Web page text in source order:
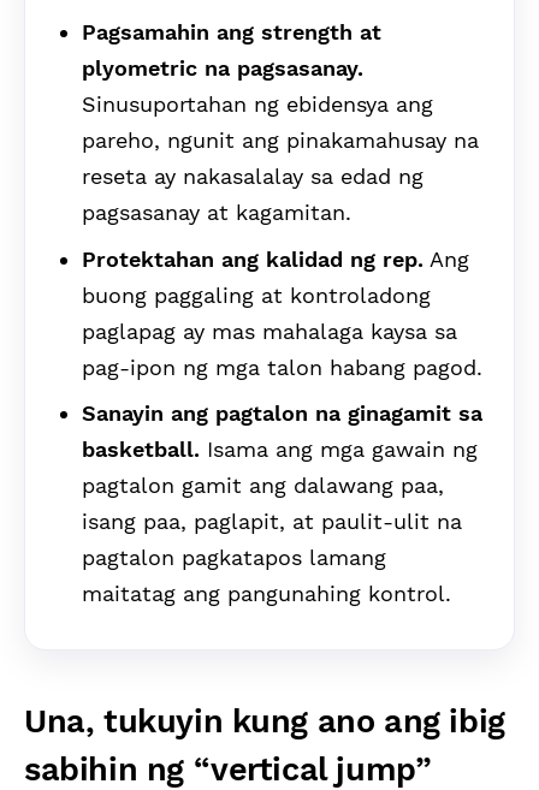
Pagsamahin ang strength at
plyometric na pagsasanay.
Sinusuportahan ng ebidensya ang
pareho, ngunit ang pinakamahusay na
reseta ay nakasalalay sa edad ng
pagsasanay at kagamitan.
Protektahan ang kalidad ng rep. Ang
buong paggaling at kontroladong
paglapag ay mas mahalaga kaysa sa
pag-ipon ng mga talon habang pagod.
Sanayin ang pagtalon na ginagamit sa
basketball. Isama ang mga gawain ng
pagtalon gamit ang dalawang paa,
isang paa, paglapit, at paulit-ulit na
pagtalon pagkatapos lamang
maitatag ang pangunahing kontrol.
Una, tukuyin kung ano ang ibig
sabihin ng “vertical jump”